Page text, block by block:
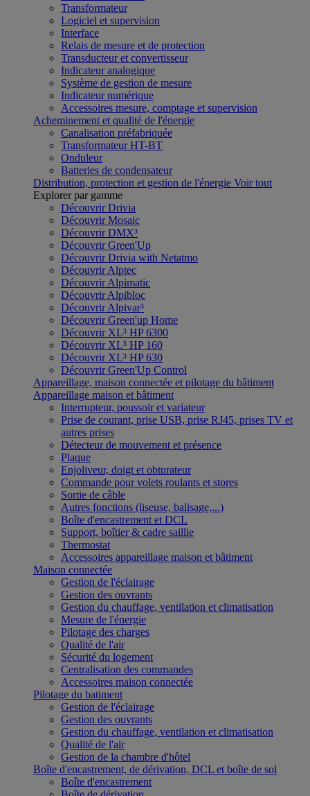
Transformateur
Logiciel et supervision
Interface
Relais de mesure et de protection
Transducteur et convertisseur
Indicateur analogique
Système de gestion de mesure
Indicateur numérique
Accessoires mesure, comptage et supervision
Acheminement et qualité de l'énergie
Canalisation préfabriquée
Transformateur HT-BT
Onduleur
Batteries de condensateur
Distribution, protection et gestion de l'énergie Voir tout
Explorer par gamme
Découvrir Drivia
Découvrir Mosaic
Découvrir DMX³
Découvrir Green'Up
Découvrir Drivia with Netatmo
Découvrir Alptec
Découvrir Alpimatic
Découvrir Alpibloc
Découvrir Alpivar³
Découvrir Green'up Home
Découvrir XL³ HP 6300
Découvrir XL³ HP 160
Découvrir XL³ HP 630
Découvrir Green'Up Control
Appareillage, maison connectée et pilotage du bâtiment
Appareillage maison et bâtiment
Interrupteur, poussoir et variateur
Prise de courant, prise USB, prise RJ45, prises TV et
autres prises
Détecteur de mouvement et présence
Plaque
Enjoliveur, doigt et obturateur
Commande pour volets roulants et stores
Sortie de câble
Autres fonctions (liseuse, balisage,...)
Boîte d'encastrement et DCL
Support, boîtier & cadre saillie
Thermostat
Accessoires appareillage maison et bâtiment
Maison connectée
Gestion de l'éclairage
Gestion des ouvrants
Gestion du chauffage, ventilation et climatisation
Mesure de l'énergie
Pilotage des charges
Qualité de l'air
Sécurité du logement
Centralisation des commandes
Accessoires maison connectée
Pilotage du batiment
Gestion de l'éclairage
Gestion des ouvrants
Gestion du chauffage, ventilation et climatisation
Qualité de l'air
Gestion de la chambre d'hôtel
Boîte d'encastrement, de dérivation, DCL et boîte de sol
Boîte d'encastrement